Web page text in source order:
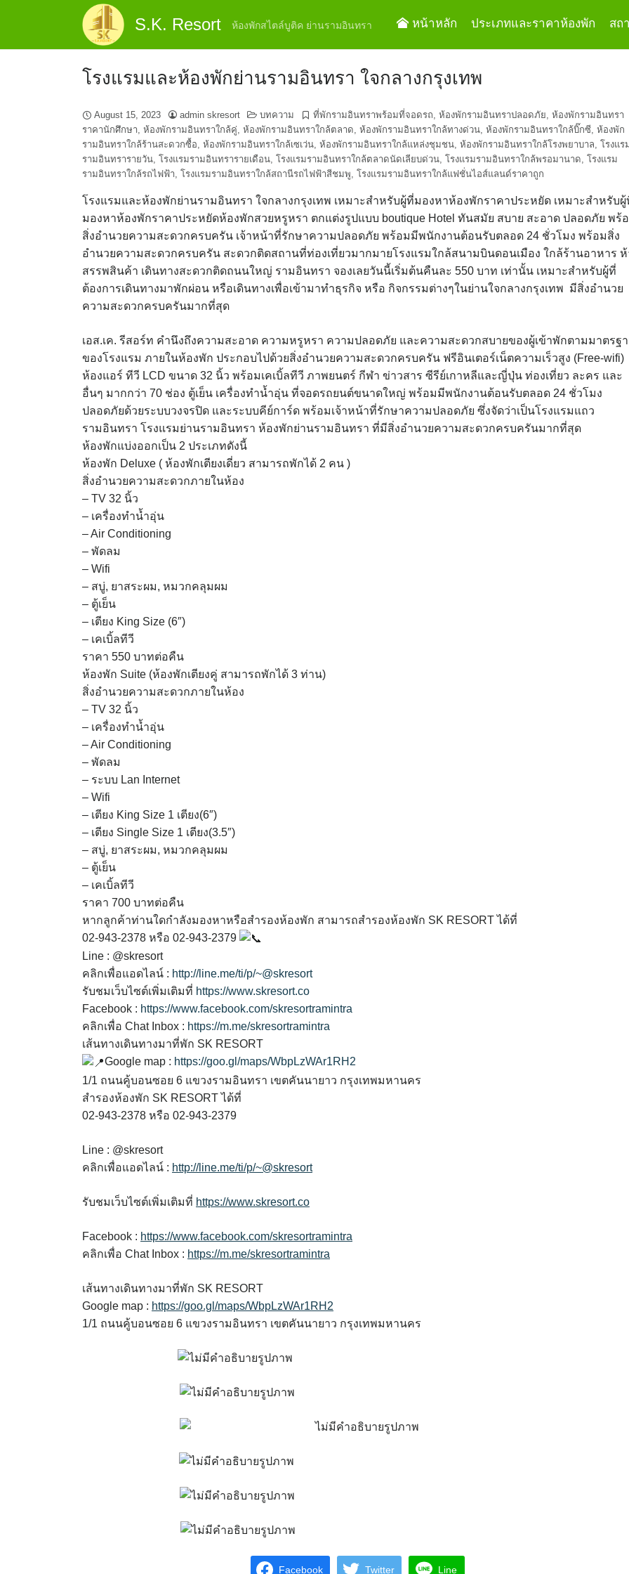
S.K. Resort ห้องพักสไตล์บูติค ย่านรามอินทรา หน้าหลัก ประเภทและราคาห้องพัก สถ
โรงแรมและห้องพักย่านรามอินทรา ใจกลางกรุงเทพ
August 15, 2023 admin skresort บทความ ที่พักรามอินทราพร้อมที่จอดรถ, ห้องพักรามอินทราปลอดภัย, ห้องพักรามอินทรา
ราคานักศึกษา, ห้องพักรามอินทราใกล้คู่, ห้องพักรามอินทราใกล้ตลาด, ห้องพักรามอินทราใกล้ทางด่วน, ห้องพักรามอินทราใกล้บิ๊กซี, ห้องพัก
รามอินทราใกล้ร้านสะดวกซื้อ, ห้องพักรามอินทราใกล้เซเว่น, ห้องพักรามอินทราใกล้แหล่งชุมชน, ห้องพักรามอินทราใกล้โรงพยาบาล, โรงแร
รามอินทรารายวัน, โรงแรมรามอินทรารายเดือน, โรงแรมรามอินทราใกล้ตลาดนัดเลียบด่วน, โรงแรมรามอินทราใกล้พรอมานาด, โรงแรม
รามอินทราใกล้รถไฟฟ้า, โรงแรมรามอินทราใกล้สถานีรถไฟฟ้าสีชมพู, โรงแรมรามอินทราใกล้แฟชั่นไอส์แลนด์ราคาถูก
โรงแรมและห้องพักย่านรามอินทรา ใจกลางกรุงเทพ เหมาะสำหรับผู้ที่มองหาห้องพักราคาประหยัด เหมาะสำหรับ
มองหาห้องพักราคาประหยัดห้องพักสวยหรูหรา ตกแต่งรูปแบบ boutique Hotel ทันสมัย สบาย สะอาด ปลอดภัย พร้
สิ่งอำนวยความสะดวกครบครัน เจ้าหน้าที่รักษาความปลอดภัย พร้อมมีพนักงานต้อนรับตลอด 24 ชั่วโมง พร้อมสิ่ง
อำนวยความสะดวกครบครัน สะดวกติดสถานที่ท่องเที่ยวมากมายโรงแรมใกล้สนามบินดอนเมือง ใกล้ร้านอาหาร ห้
สรรพสินค้า เดินทางสะดวกติดถนนใหญ่ รามอินทรา จองเลยวันนี้เริ่มต้นคืนละ 550 บาท เท่านั้น เหมาะสำหรับผู้ที่
ต้องการเดินทางมาพักผ่อน หรือเดินทางเพื่อเข้ามาทำธุรกิจ หรือ กิจกรรมต่างๆในย่านใจกลางกรุงเทพ มีสิ่งอำนวย
ความสะดวกครบครันมากที่สุด
เอส.เค. รีสอร์ท คำนึงถึงความสะอาด ความหรูหรา ความปลอดภัย และความสะดวกสบายของผู้เข้าพักตามมาตรฐ
ของโรงแรม ภายในห้องพัก ประกอบไปด้วยสิ่งอำนวยความสะดวกครบครัน ฟรีอินเตอร์เน็ตความเร็วสูง (Free-wifi)
ห้องแอร์ ทีวี LCD ขนาด 32 นิ้ว พร้อมเคเบิ้ลทีวี ภาพยนตร์ กีฬา ข่าวสาร ซีรีย์เกาหลีและญี่ปุ่น ท่องเที่ยว ละคร และ
อื่นๆ มากกว่า 70 ช่อง ตู้เย็น เครื่องทำน้ำอุ่น ที่จอดรถยนต์ขนาดใหญ่ พร้อมมีพนักงานต้อนรับตลอด 24 ชั่วโมง
ปลอดภัยด้วยระบบวงจรปิด และระบบคีย์การ์ด พร้อมเจ้าหน้าที่รักษาความปลอดภัย ซึ่งจัดว่าเป็นโรงแรมแถว
รามอินทรา โรงแรมย่านรามอินทรา ห้องพักย่านรามอินทรา ที่มีสิ่งอำนวยความสะดวกครบครันมากที่สุด
ห้องพักแบ่งออกเป็น 2 ประเภทดังนี้
ห้องพัก Deluxe ( ห้องพักเตียงเดี่ยว สามารถพักได้ 2 คน )
สิ่งอำนวยความสะดวกภายในห้อง
– TV 32 นิ้ว
– เครื่องทำน้ำอุ่น
– Air Conditioning
– พัดลม
– Wifi
– สบู่, ยาสระผม, หมวกคลุมผม
– ตู้เย็น
– เตียง King Size (6″)
– เคเบิ้ลทีวี
ราคา 550 บาทต่อคืน
ห้องพัก Suite (ห้องพักเตียงคู่ สามารถพักได้ 3 ท่าน)
สิ่งอำนวยความสะดวกภายในห้อง
– TV 32 นิ้ว
– เครื่องทำน้ำอุ่น
– Air Conditioning
– พัดลม
– ระบบ Lan Internet
– Wifi
– เตียง King Size 1 เตียง(6″)
– เตียง Single Size 1 เตียง(3.5″)
– สบู่, ยาสระผม, หมวกคลุมผม
– ตู้เย็น
– เคเบิ้ลทีวี
ราคา 700 บาทต่อคืน
หากลูกค้าท่านใดกำลังมองหาหรือสำรองห้องพัก สามารถสำรองห้องพัก SK RESORT ได้ที่
02-943-2378 หรือ 02-943-2379
Line : @skresort
คลิกเพื่อแอดไลน์ : http://line.me/ti/p/~@skresort
รับชมเว็บไซต์เพิ่มเติมที่ https://www.skresort.co
Facebook : https://www.facebook.com/skresortramintra
คลิกเพื่อ Chat Inbox : https://m.me/skresortramintra
เส้นทางเดินทางมาที่พัก SK RESORT
Google map : https://goo.gl/maps/WbpLzWAr1RH2
1/1 ถนนคู้บอนซอย 6 แขวงรามอินทรา เขตคันนายาว กรุงเทพมหานคร
สำรองห้องพัก SK RESORT ได้ที่
02-943-2378 หรือ 02-943-2379
Line : @skresort
คลิกเพื่อแอดไลน์ : http://line.me/ti/p/~@skresort
รับชมเว็บไซต์เพิ่มเติมที่ https://www.skresort.co
Facebook : https://www.facebook.com/skresortramintra
คลิกเพื่อ Chat Inbox : https://m.me/skresortramintra
เส้นทางเดินทางมาที่พัก SK RESORT
Google map : https://goo.gl/maps/WbpLzWAr1RH2
1/1 ถนนคู้บอนซอย 6 แขวงรามอินทรา เขตคันนายาว กรุงเทพมหานคร
Facebook Twitter Line